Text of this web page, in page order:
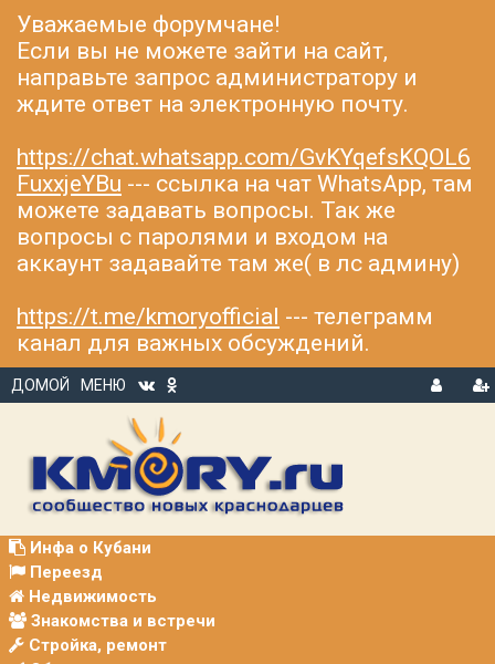
Уважаемые форумчане!
Если вы не можете зайти на сайт,
направьте запрос администратору и
ждите ответ на электронную почту.
https://chat.whatsapp.com/GvKYqefsKQOL6
FuxxjeYBu --- ссылка на чат WhatsApp, там
можете задавать вопросы. Так же
вопросы с паролями и входом на
аккаунт задавайте там же( в лс админу)
https://t.me/kmoryofficial --- телеграмм
канал для важных обсуждений.
ДОМОЙ
МЕНЮ
В
Р
Инфа о Кубани
Переезд
Недвижимость
Знакомства и встречи
Стройка, ремонт